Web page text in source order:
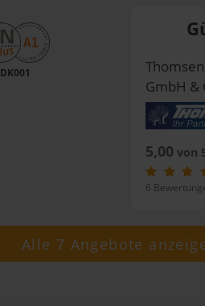
DK001
GmbH &
5,00 von
6
Alle 7 Angebote